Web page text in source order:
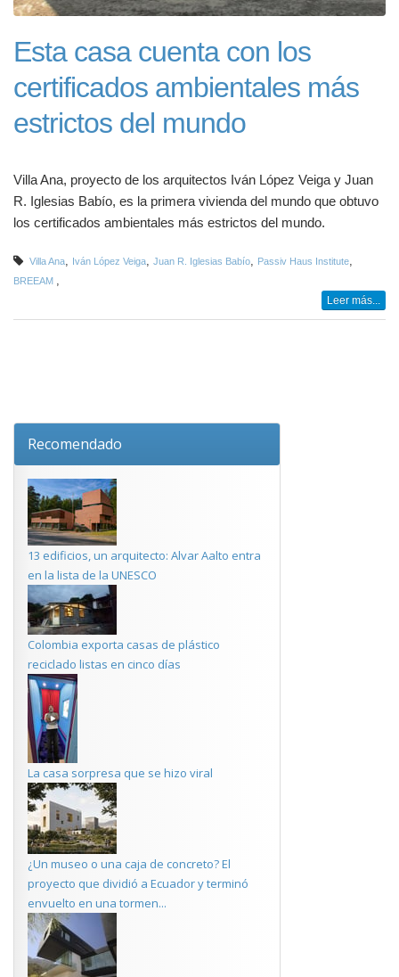
Esta casa cuenta con los
certificados ambientales más
estrictos del mundo
Villa Ana, proyecto de los arquitectos Iván López Veiga y Juan
R. Iglesias Babío, es la primera vivienda del mundo que obtuvo
los certificados ambientales más estrictos del mundo.
Villa Ana Iván López Veiga Juan R. Iglesias Babío Passiv Haus Institute
BREEAM
Leer más...
Recomendado
13 edificios, un arquitecto: Alvar Aalto entra
en la lista de la UNESCO
Colombia exporta casas de plástico
reciclado listas en cinco días
La casa sorpresa que se hizo viral
¿Un museo o una caja de concreto? El
proyecto que dividió a Ecuador y terminó
envuelto en una tormen...